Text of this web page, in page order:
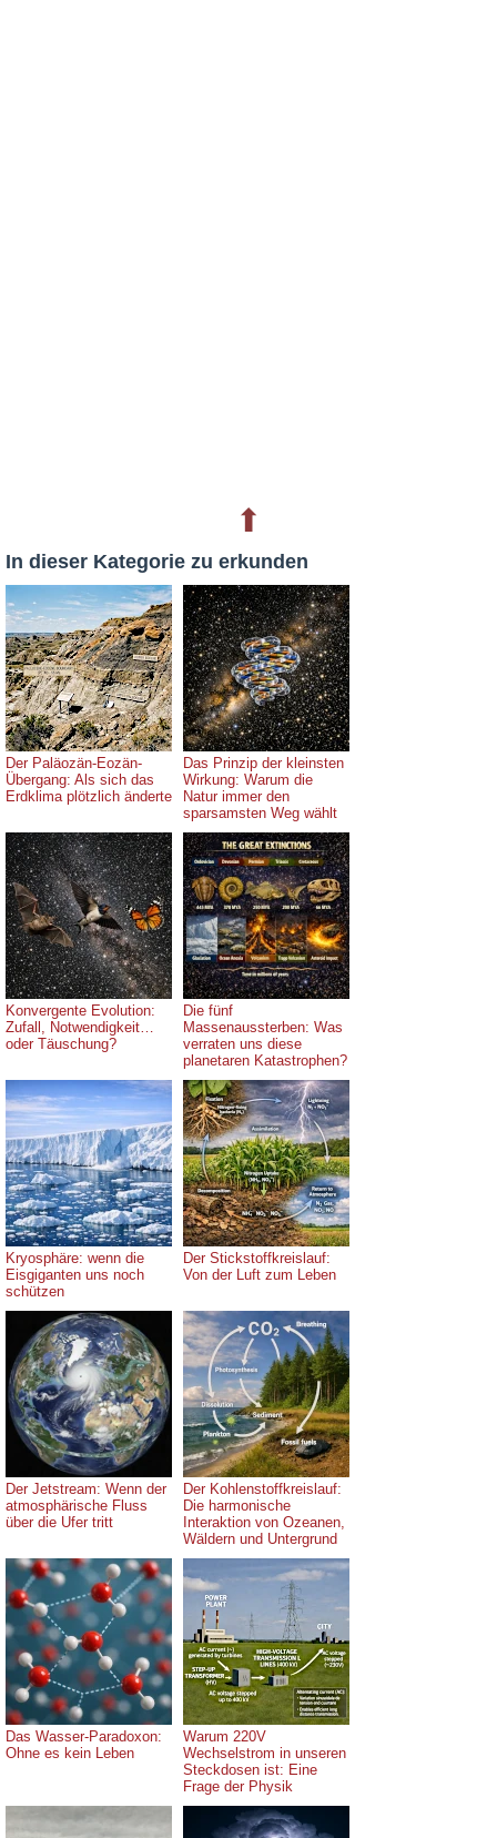
⬆
In dieser Kategorie zu erkunden
Der Paläozän-Eozän-
Übergang: Als sich das
Erdklima plötzlich änderte
Das Prinzip der kleinsten
Wirkung: Warum die
Natur immer den
sparsamsten Weg wählt
Konvergente Evolution:
Zufall, Notwendigkeit…
oder Täuschung?
Die fünf
Massenaussterben: Was
verraten uns diese
planetaren Katastrophen?
Kryosphäre: wenn die
Eisgiganten uns noch
schützen
Der Stickstoffkreislauf:
Von der Luft zum Leben
Der Jetstream: Wenn der
atmosphärische Fluss
über die Ufer tritt
Der Kohlenstoffkreislauf:
Die harmonische
Interaktion von Ozeanen,
Wäldern und Untergrund
Das Wasser-Paradoxon:
Ohne es kein Leben
Warum 220V
Wechselstrom in unseren
Steckdosen ist: Eine
Frage der Physik